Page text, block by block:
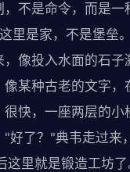
不是命令，而是一
里是家，不是堡垒
像投入水面的石子
某种古老的文字，
快，一座两层的小
了？"典韦走过来
里就是锻造工坊